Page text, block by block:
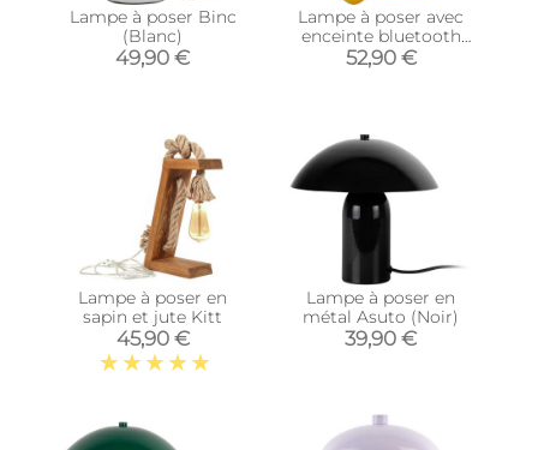
Lampe à poser Binc
(Blanc)
49,90 €
Lampe à poser avec
enceinte bluetooth
Bunny LED
52,90 €
Lampe à poser en
sapin et jute Kitt
45,90 €
Lampe à poser en
métal Asuto (Noir)
39,90 €